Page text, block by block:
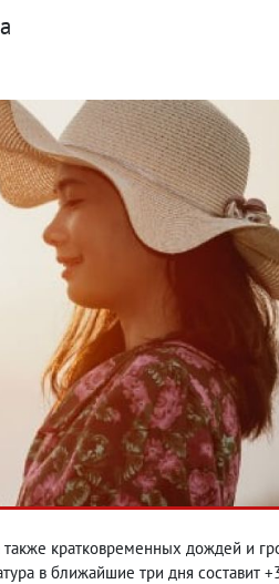
кратковременных дождей и
в ближайшие три дня составит